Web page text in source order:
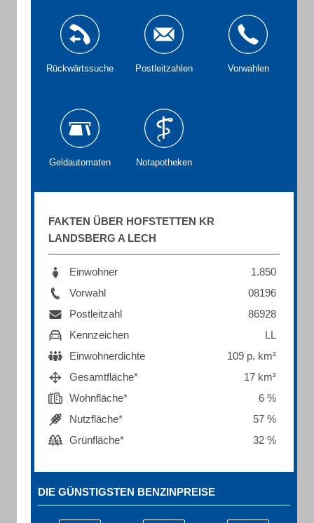
Rückwärtssuche Postleitzahlen Vorwahlen
Geldautomaten Notapotheken
FAKTEN ÜBER HOFSTETTEN KR
LANDSBERG A LECH
Einwohner
1.850
Vorwahl
08196
Postleitzahl
86928
Kennzeichen
LL
Einwohnerdichte
109 p. km²
Gesamtfläche*
17 km²
Wohnfläche*
6 %
Nutzfläche*
57 %
Grünfläche*
32 %
DIE GÜNSTIGSTEN BENZINPREISE